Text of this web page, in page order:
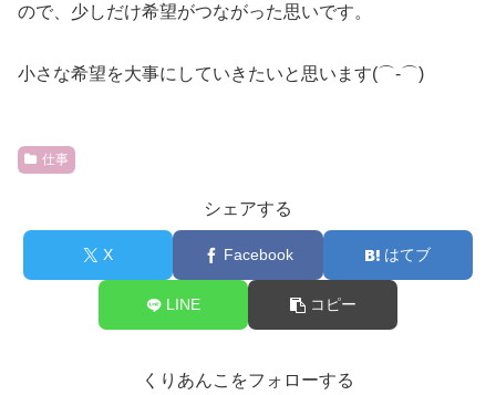
ので、少しだけ希望がつながった思いです。
小さな希望を大事にしていきたいと思います(⌒‐⌒)
仕事
シェアする
X Facebook はてブ
LINE コピー
くりあんこをフォローする